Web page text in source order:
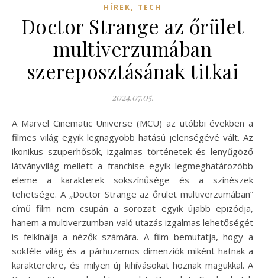
HÍREK, TECH
Doctor Strange az őrület
multiverzumában
szereposztásának titkai
2024.07.05.
A Marvel Cinematic Universe (MCU) az utóbbi években a
filmes világ egyik legnagyobb hatású jelenségévé vált. Az
ikonikus szuperhősök, izgalmas történetek és lenyűgöző
látványvilág mellett a franchise egyik legmeghatározóbb
eleme a karakterek sokszínűsége és a színészek
tehetsége. A „Doctor Strange az őrület multiverzumában”
című film nem csupán a sorozat egyik újabb epizódja,
hanem a multiverzumban való utazás izgalmas lehetőségét
is felkínálja a nézők számára. A film bemutatja, hogy a
sokféle világ és a párhuzamos dimenziók miként hatnak a
karakterekre, és milyen új kihívásokat hoznak magukkal. A